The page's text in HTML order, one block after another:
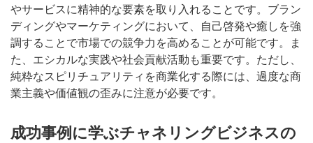
やサービスに精神的な要素を取り入れることです。ブラン
ディングやマーケティングにおいて、自己啓発や癒しを強
調することで市場での競争力を高めることが可能です。ま
た、エシカルな実践や社会貢献活動も重要です。ただし、
純粋なスピリチュアリティを商業化する際には、過度な商
業主義や価値観の歪みに注意が必要です。
成功事例に学ぶチャネリングビジネスの